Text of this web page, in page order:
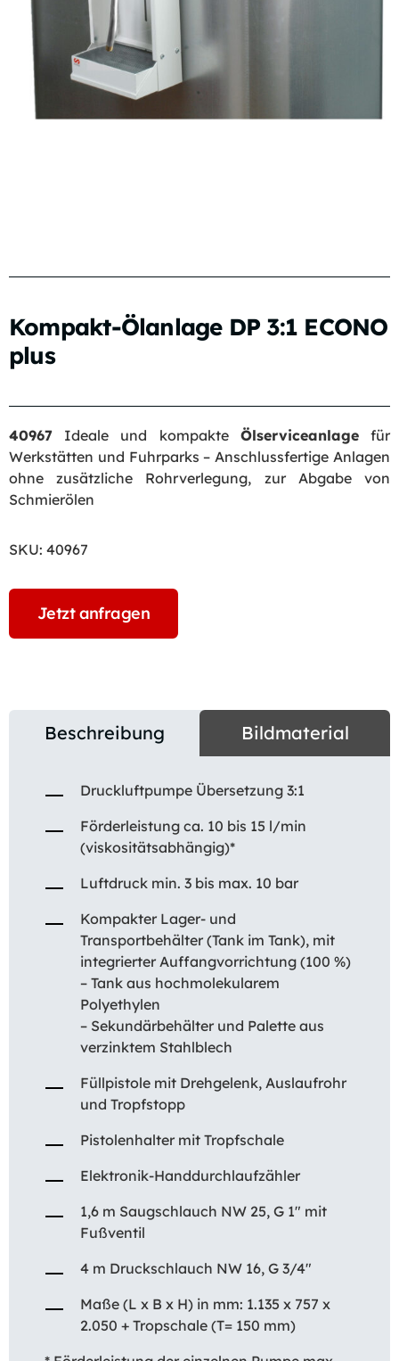
Kompakt-Ölanlage DP 3:1 ECONO
plus
40967 Ideale und kompakte Ölserviceanlagefür
Werkstätten und Fuhrparks – Anschlussfertige Anlagen
ohne zusätzliche Rohrverlegung, zur Abgabe von
Schmierölen
SKU: 40967
Jetzt anfragen
Beschreibung Bildmaterial
Druckluftpumpe Übersetzung 3:1
Förderleistung ca. 10 bis 15 l/min
(viskositätsabhängig)*
Luftdruck min. 3 bis max. 10 bar
Kompakter Lager- und
Transportbehälter (Tank im Tank), mit
integrierter Auffangvorrichtung (100 %)
– Tank aus hochmolekularem
Polyethylen
– Sekundärbehälter und Palette aus
verzinktem Stahlblech
Füllpistole mit Drehgelenk, Auslaufrohr
und Tropfstopp
Pistolenhalter mit Tropfschale
Elektronik-Handdurchlaufzähler
1,6 m Saugschlauch NW 25, G 1″ mit
Fußventil
4 m Druckschlauch NW 16, G 3/4″
Maße (L x B x H) in mm: 1.135 x 757 x
2.050 + Tropschale (T= 150 mm)